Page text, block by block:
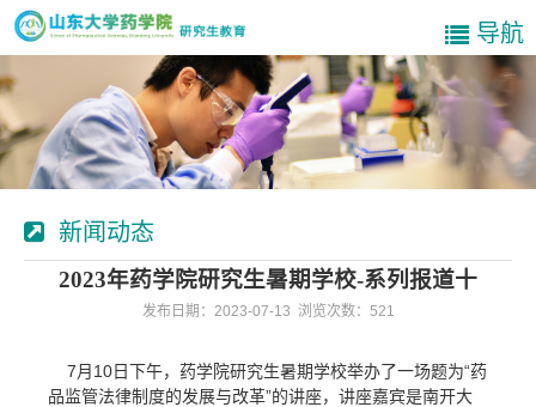
导航
新闻动态
2023年药学院研究生暑期学校-系列报道十
发布日期：2023-07-13 浏览次数： 521
7月10日下午，药学院研究生暑期学校举办了一场题为“药
品监管法律制度的发展与改革”的讲座，讲座嘉宾是南开大